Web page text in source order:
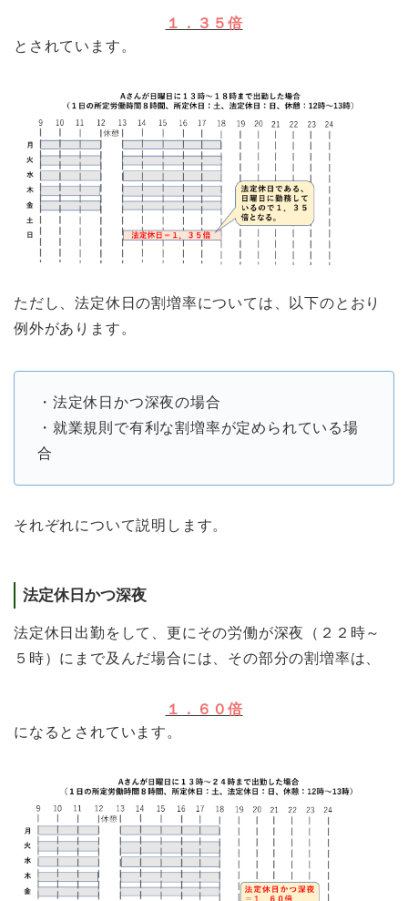
１．３５倍
とされています。
ただし、法定休日の割増率については、以下のとおり
例外があります。
・法定休日かつ深夜の場合
・就業規則で有利な割増率が定められている場
合
それぞれについて説明します。
法定休日かつ深夜
法定休日出勤をして、更にその労働が深夜（２２時～
５時）にまで及んだ場合には、その部分の割増率は、
１．６０倍
になるとされています。